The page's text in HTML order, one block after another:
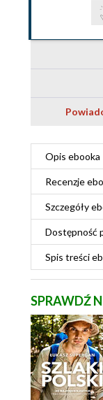
Opis ebooka
Recenzje
Szczegóły
Dostępność
Spis treści
SPRAWDŹ